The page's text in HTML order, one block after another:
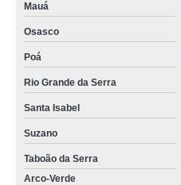
Mauá
Osasco
Poá
Rio Grande da Serra
Santa Isabel
Suzano
Taboão da Serra
Arco-Verde